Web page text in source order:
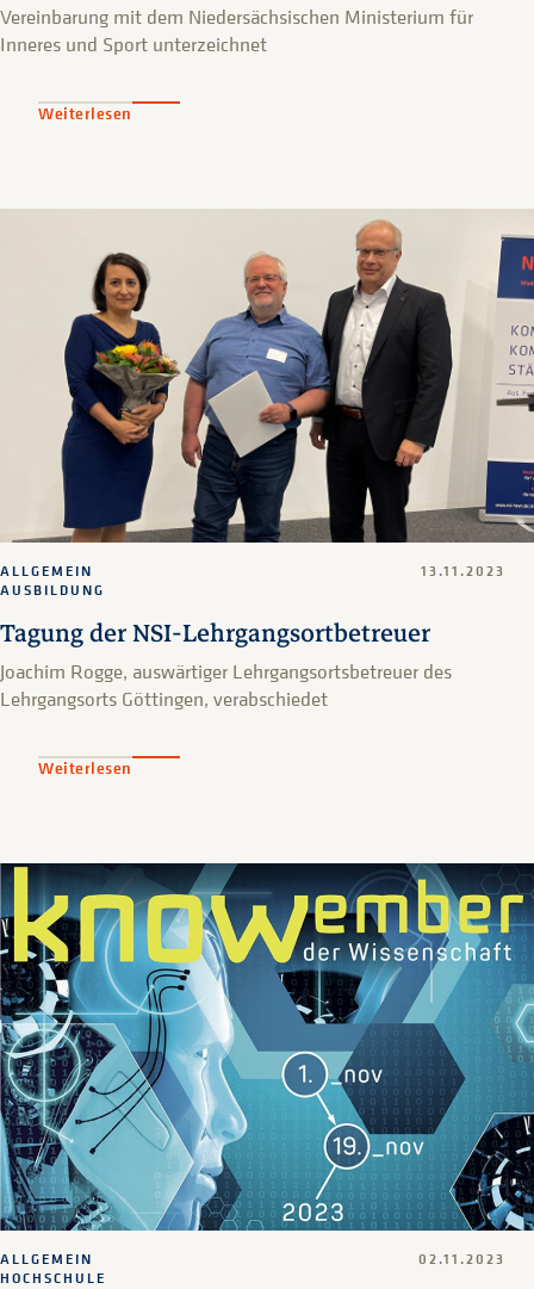
Vereinbarung mit dem Niedersächsischen Ministerium für
Inneres und Sport unterzeichnet
Weiterlesen
Tagung der NSI-Lehrgangsortbetreuer
ALLGEMEIN
AUSBILDUNG
13.11.2023
Joachim Rogge, auswärtiger Lehrgangsortsbetreuer des
Lehrgangsorts Göttingen, verabschiedet
Weiterlesen
ALLGEMEIN
HOCHSCHULE
02.11.2023